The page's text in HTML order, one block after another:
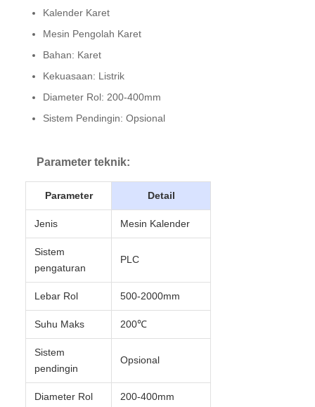
Kalender Karet
Mesin Pengolah Karet
Bahan: Karet
Kekuasaan: Listrik
Diameter Rol: 200-400mm
Sistem Pendingin: Opsional
Parameter teknik:
Parameter Detail
Jenis Mesin Kalender
Sistem
pengaturan
PLC
Lebar Rol 500-2000mm
Suhu Maks 200℃
Sistem
pendingin
Opsional
Diameter Rol 200-400mm